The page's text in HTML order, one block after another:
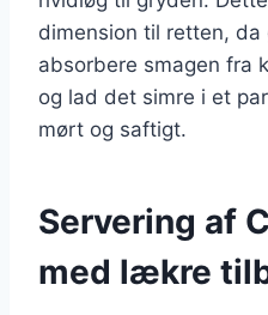
dimension til retten, da
absorbere smagen fra
og lad det simre i et
mørt og saftigt.
Servering af
med lækre